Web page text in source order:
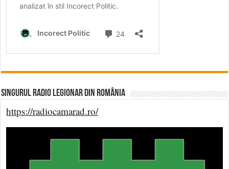
Singurul Radio Legionar din România
https://radiocamarad.ro/